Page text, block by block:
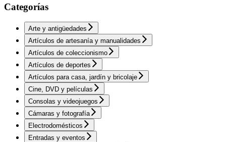
Categorías
Arte y antigüedades
Artículos de artesanía y manualidades
Artículos de coleccionismo
Artículos de deportes
Artículos para casa, jardín y bricolaje
Cine, DVD y películas
Consolas y videojuegos
Cámaras y fotografía
Electrodomésticos
Entradas y eventos